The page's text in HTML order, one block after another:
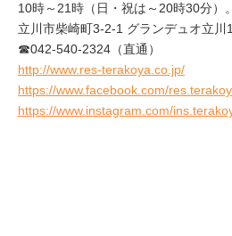
10時～21時（日・祝は～20時30分）。
立川市柴崎町3-2-1 グランデュオ立川
☎042-540-2324（直通）
http://www.res-terakoya.co.jp/
https://www.facebook.com/
https://www.instagram.com/